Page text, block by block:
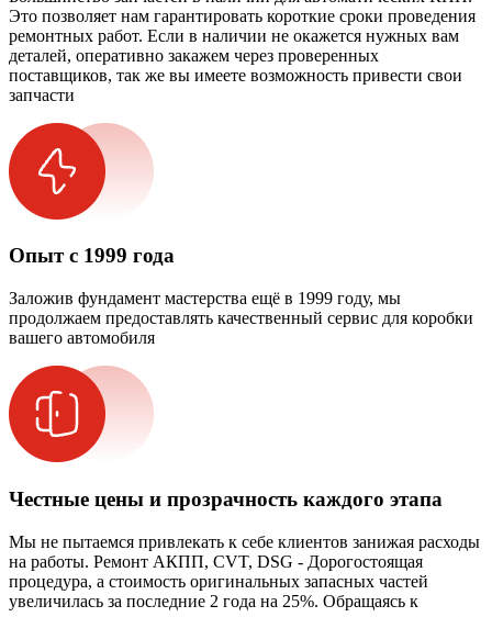
Это позволяет нам гарантировать короткие сроки проведения
ремонтных работ. Если в наличии не окажется нужных вам
деталей, оперативно закажем через проверенных
поставщиков, так же вы имеете возможность привести свои
запчасти
Опыт с 1999 года
Заложив фундамент мастерства ещё в 1999 году, мы
продолжаем предоставлять качественный сервис для коробки
вашего автомобиля
Честные цены и прозрачность каждого этапа
Мы не пытаемся привлекать к себе клиентов занижая расходы
на работы. Ремонт АКПП, CVT, DSG - Дорогостоящая
процедура, а стоимость оригинальных запасных частей
увеличилась за последние 2 года на 25%. Обращаясь к